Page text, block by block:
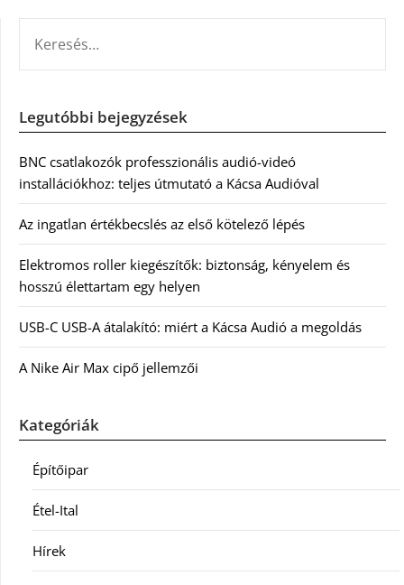
Legutóbbi bejegyzések
BNC csatlakozók professzionális audió-videó
installációkhoz: teljes útmutató a Kácsa Audióval
Az ingatlan értékbecslés az első kötelező lépés
Elektromos roller kiegészítők: biztonság, kényelem és
hosszú élettartam egy helyen
USB-C USB-A átalakító: miért a Kácsa Audió a megoldás
A Nike Air Max cipő jellemzői
Kategóriák
Építőipar
Étel-Ital
Hírek